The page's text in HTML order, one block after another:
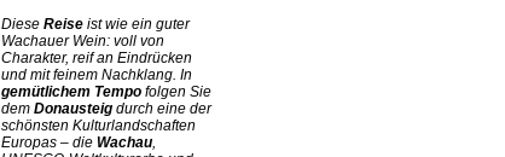
Diese Reise ist wie ein guter
Wachauer Wein: voll von
Charakter, reif an Eindrücken
und mit feinem Nachklang. In
gemütlichem Tempo folgen Sie
dem Donausteig durch eine der
schönsten Kulturlandschaften
Europas – die Wachau,